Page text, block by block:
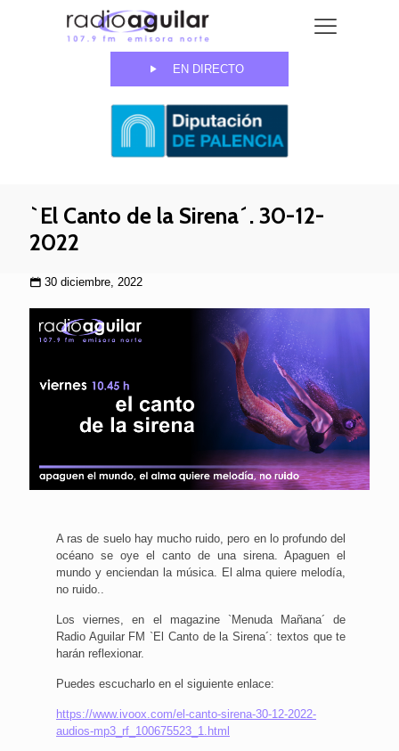
EN DIRECTO
`El Canto de la Sirena´. 30-12-
2022
30 diciembre, 2022
A ras de suelo hay mucho ruido, pero en lo profundo del
océano se oye el canto de una sirena. Apaguen el
mundo y enciendan la música. El alma quiere melodía,
no ruido..
Los viernes, en el magazine `Menuda Mañana´ de
Radio Aguilar FM `El Canto de la Sirena´: textos que te
harán reflexionar.
Puedes escucharlo en el siguiente enlace:
https://www.ivoox.com/el-canto-sirena-30-12-2022-
audios-mp3_rf_100675523_1.html